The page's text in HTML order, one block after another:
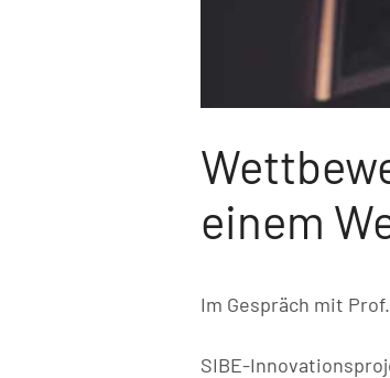
einem
Im Gespräch mit
SIBE-